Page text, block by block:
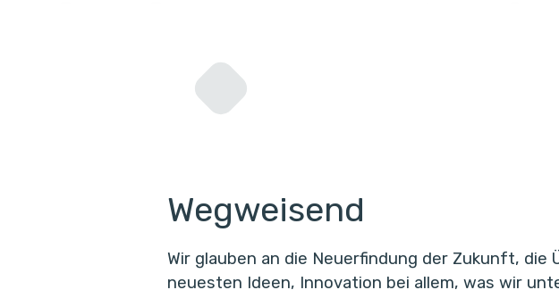
Wegweisend
Wir glauben an die Neuerfindung der Zukunft, die
neuesten Ideen, Innovation bei allem, was wir